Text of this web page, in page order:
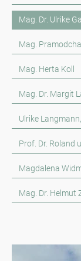
Mag. Dr. Ulrike
Mag.
Mag. Herta Koll
Mag. Dr. Margit
Ulrike
Prof. Dr. Roland
Magdalena
Mag. Dr. Helmut